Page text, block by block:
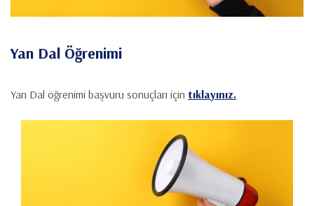
Yan Dal Öğrenimi
Yan Dal öğrenimi başvuru sonuçları için tıklayınız.